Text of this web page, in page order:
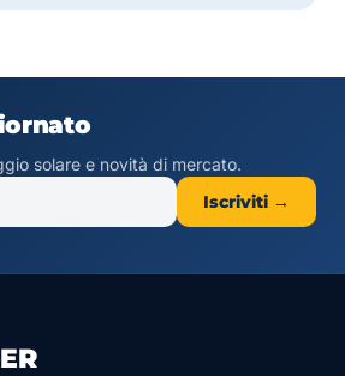
solare e novità di mercato.
Iscriviti →